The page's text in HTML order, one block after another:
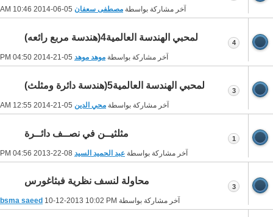
آخر مشاركة بواسطة مصطفى سعفان 10:46 AM
لمحبي الهندسة العالمية4(هندسة مربع رائعه)
آخر مشاركة بواسطة موهد موهد 04:50 PM
4
لمحبي الهندسة العالمية5(هندسة دائرة ومثلث)
آخر مشاركة بواسطة محي الدين 12:55 AM
3
مثلثيــن في نصــف دائــرة
آخر مشاركة بواسطة عبد الحميد السيد 04:56 PM
1
محاولة لنسف نظرية فبثاغورس
آخر مشاركة بواسطة bsma saeed 10-12-2013 10:02 PM
3